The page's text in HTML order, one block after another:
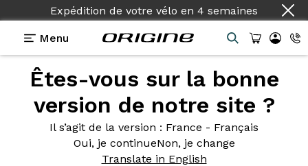
Expédition de votre vélo en 4 semaines
Pays : Français
Menu
Êtes-vous sur la bonne
version de notre site ?
Il s’agit de la version : France - Français
Oui, je continueNon, je change
Translate in English
Avis ettémoignages des
clients Origine
Lisez les avis sur nos vélos de Route, Gravel, VTT et